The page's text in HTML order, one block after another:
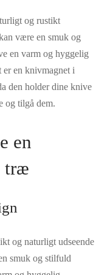
og rustikt
være en smuk og
en varm og hyggelig
en knivmagnet i
den holder dine knive
og tilgå dem.
en
træ
og naturligt udseende
smuk og stilfuld